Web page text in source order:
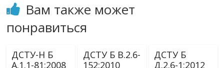
Вам также может
понравиться
ДСТУ-Н Б
А.1.1-81:2008
ДСТУ Б В.2.6-
152:2010
ДСТУ Б
Д.2.6-1:2012